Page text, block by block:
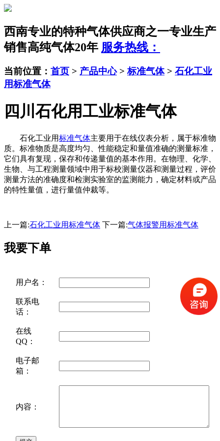
西南专业的特种气体供应商之一专业生产
销售高纯气体20年 服务热线：
当前位置： 首页 > 产品中心>标准气体> 石化工业
用标准气体
四川石化用工业标准气体
石化工业用标准气体主要用于在线仪表分析，属于标准物
质。标准物质是高度均匀、性能稳定和量值准确的测量标准，
它们具有复现，保存和传递量值的基本作用。在物理、化学、
生物、与工程测量领域中用于标校测量仪器和测量过程，评价
测量方法的准确度和检测实验室的监测能力，确定材料或产品
的特性量值，进行量值仲裁等。
上一篇:石化工业用标准气体 下一篇:气体报警用标准气体
我要下单
用户名：
联系电
话：
在线
QQ：
电子邮
箱：
内容：